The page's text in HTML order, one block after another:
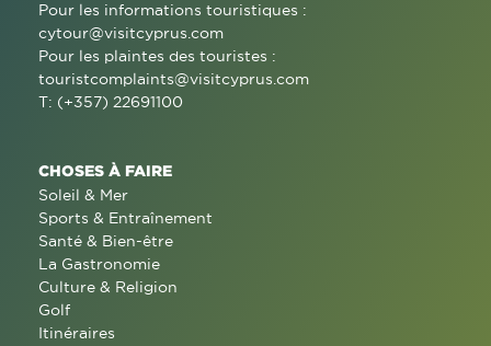
Pour les informations touristiques :
cytour@visitcyprus.com
Pour les plaintes des touristes :
touristcomplaints@visitcyprus.com
T: (+357) 22691100
CHOSES À FAIRE
Soleil & Mer
Sports & Entraînement
Santé & Bien-être
La Gastronomie
Culture & Religion
Golf
Itinéraires